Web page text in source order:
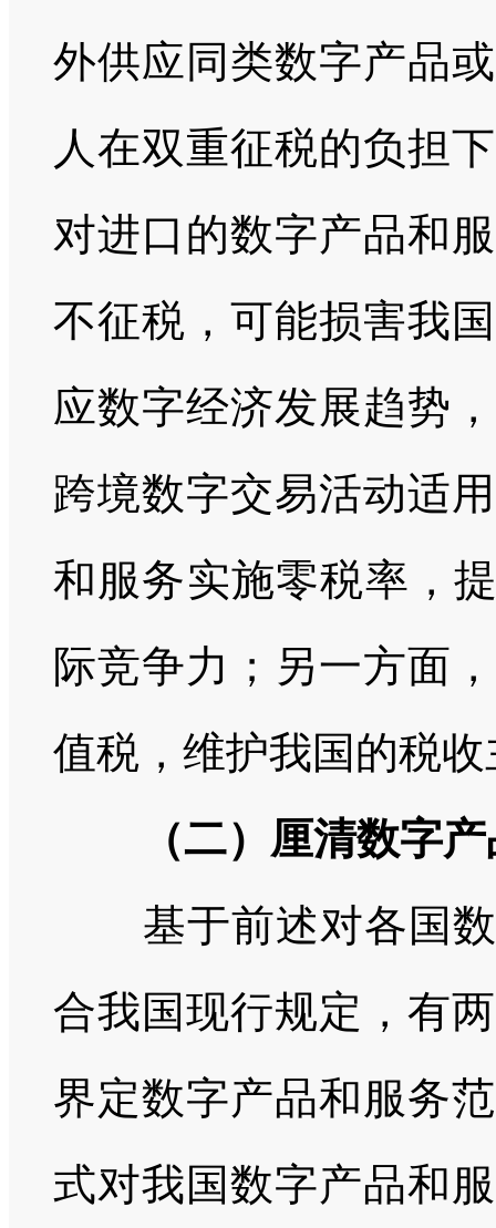
外供应同类数字产品
人在双重征税的负担
对进口的数字产品和
不征税，可能损害我
应数字经济发展趋势
跨境数字交易活动适
和服务实施零税率，
际竞争力；另一方面
值税，维护我国的税
（二）厘清数字产
基于前述对各国数
合我国现行规定，有
界定数字产品和服务
式对我国数字产品和